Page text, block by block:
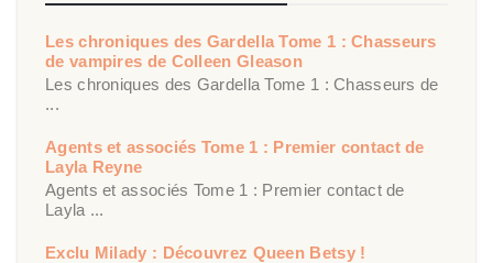
Les chroniques des Gardella Tome 1 : Chasseurs
de vampires de Colleen Gleason
Les chroniques des Gardella Tome 1 : Chasseurs de
...
Agents et associés Tome 1 : Premier contact de
Layla Reyne
Agents et associés Tome 1 : Premier contact de
Layla ...
Exclu Milady : Découvrez Queen Betsy !